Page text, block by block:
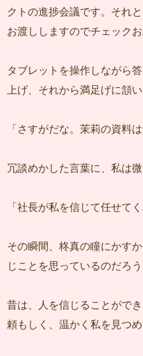
クトの進捗会議です。それ
お渡ししますのでチェックお
タブレットを操作しながら
上げ、それから満足げに頷い
「さすがだな。茉莉の資料
冗談めかした言葉に、私は微
「社長が私を信じて任せて
その瞬間、柊真の瞳にかす
じことを思っているのだろう
昔は、人を信じることがで
頼もしく、温かく私を見つめ